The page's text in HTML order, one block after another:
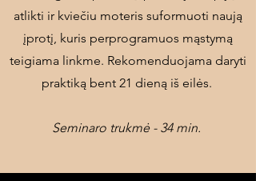
atlikti ir kviečiu moteris suformuoti naują
įprotį, kuris perprogramuos mąstymą
teigiama linkme. Rekomenduojama daryti
praktiką bent 21 dieną iš eilės.
Seminaro trukmė - 34 min.